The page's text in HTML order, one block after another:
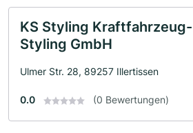
KS Styling
Styling GmbH
Ulmer Str. 28, 89257 Illertissen
0.0 (0 Bewertungen)